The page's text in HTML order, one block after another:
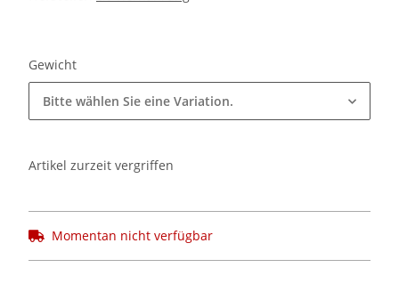
Gewicht
Bitte wählen Sie eine Variation.
Artikel zurzeit vergriffen
Momentan nicht verfügbar